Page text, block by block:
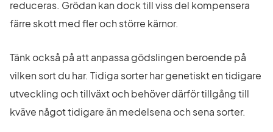
reduceras. Grödan kan dock till viss del kompensera
färre skott med fler och större kärnor.
Tänk också på att anpassa gödslingen beroende på
vilken sort du har. Tidiga sorter har genetiskt en tidigare
utveckling och tillväxt och behöver därför tillgång till
kväve något tidigare än medelsena och sena sorter.